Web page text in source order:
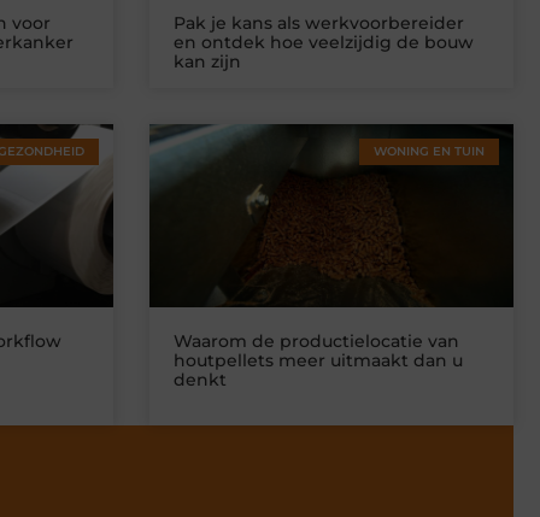
voor
Pak je kans als werkvoorbereider
en ontdek hoe veelzijdig de bouw
kan zijn
WONING EN TUIN
Waarom de productielocatie van
houtpellets meer uitmaakt dan u
denkt